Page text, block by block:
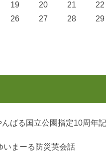
19 20 21 22
26 27 28 29
んばる国立公園指定10周年
いまーる防災英会話